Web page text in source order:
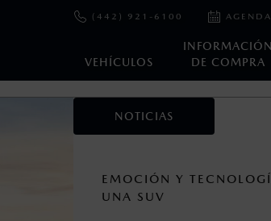
VEHÍCULOS
INFORMACIÓN
DE COMPRA
(442) 921-6100
EMOCIÓN Y
UNA SUV
NOTICIAS
aviso previo al consumidor.